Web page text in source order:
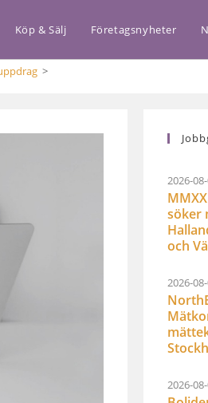
Köp & Sälj Företagsnyheter
>
2026-
söker
och
2026-
2026-